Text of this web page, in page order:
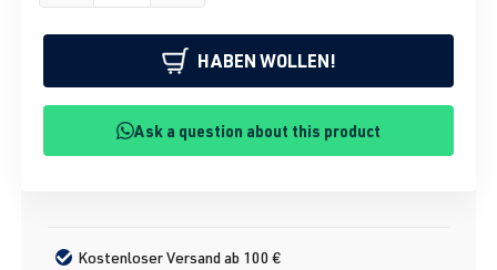
HABEN WOLLEN!
Ask a question about this product
Kostenloser Versand ab 100 €